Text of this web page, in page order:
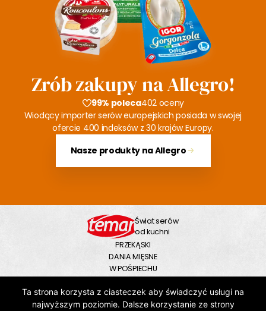
Zrób zakupy na Allegro!
99% poleca402 oceny
Wiodący importer serów europejskich posiada w swojej
ofercie 400 indeksów z 30 krajów Europy.
Nasze produkty na Allegro
Świat serów
od kuchni
PRZEKĄSKI
DANIA MIĘSNE
W POŚPIECHU
NA DUŻY GŁÓD
ZUPY
Ta strona korzysta z ciasteczek aby świadczyć usługi na
najwyższym poziomie. Dalsze korzystanie ze strony